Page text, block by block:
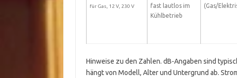
für Gas, 12 V, 230 V
fast lautlos im
Kühlbetrieb
(Gas/
Hinweise zu den Zahlen. dB-Angaben sind
hängt von Modell, Alter und Untergrund ab.